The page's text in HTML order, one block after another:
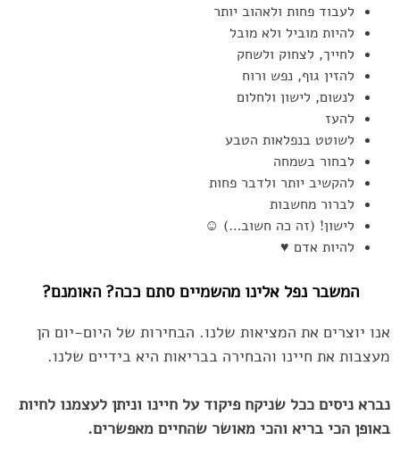
לעבוד פחות ולאהוב יותר
להיות מוביל ולא מובל
לחייך, לצחוק ולשחק
להזין גוף, נפש ורוח
לנשום, לישון ולחלום
להעז
לשוטט בנפלאות הטבע
לבחור בשמחה
להקשיב יותר ולדבר פחות
לברור מחשבות
לישון! (זה כה חשוב…) ☺
להיות אדם ♥
המשבר נפל אלינו מהשמיים סתם ככה? האומנם?
אנו יוצרים את המציאות שלנו. הבחירות של היום-יום הן
מעצבות את חיינו והבחירה בבריאות היא בידיים שלנו.
נברא ניסים ככל שניקח פיקוד על חיינו וניתן לעצמנו לחיות
באופן הכי בריא והכי מאושר שהחיים מאפשרים.